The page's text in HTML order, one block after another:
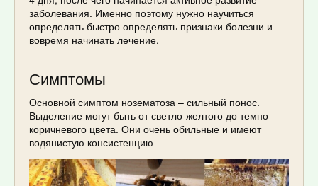
заболевания. Именно поэтому нужно научиться
определять быстро определять признаки болезни и
вовремя начинать лечение.
Симптомы
Основной симптом нозематоза – сильный понос.
Выделение могут быть от светло-желтого до темно-
коричневого цвета. Они очень обильные и имеют
водянистую консистенцию